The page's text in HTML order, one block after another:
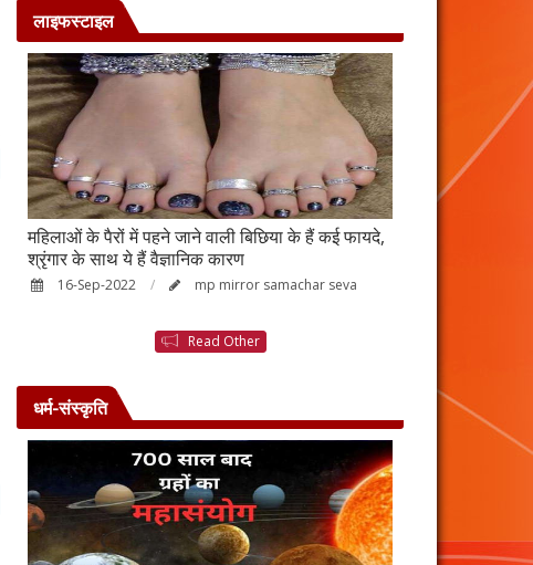
लाइफस्टाइल
महिलाओं के पैरों में पहने जाने वाली बिछिया के हैं कई फायदे,
श्रृंगार के साथ ये हैं वैज्ञानिक कारण
16-Sep-2022 mp mirror samachar seva
Read Other
धर्म-संस्कृति